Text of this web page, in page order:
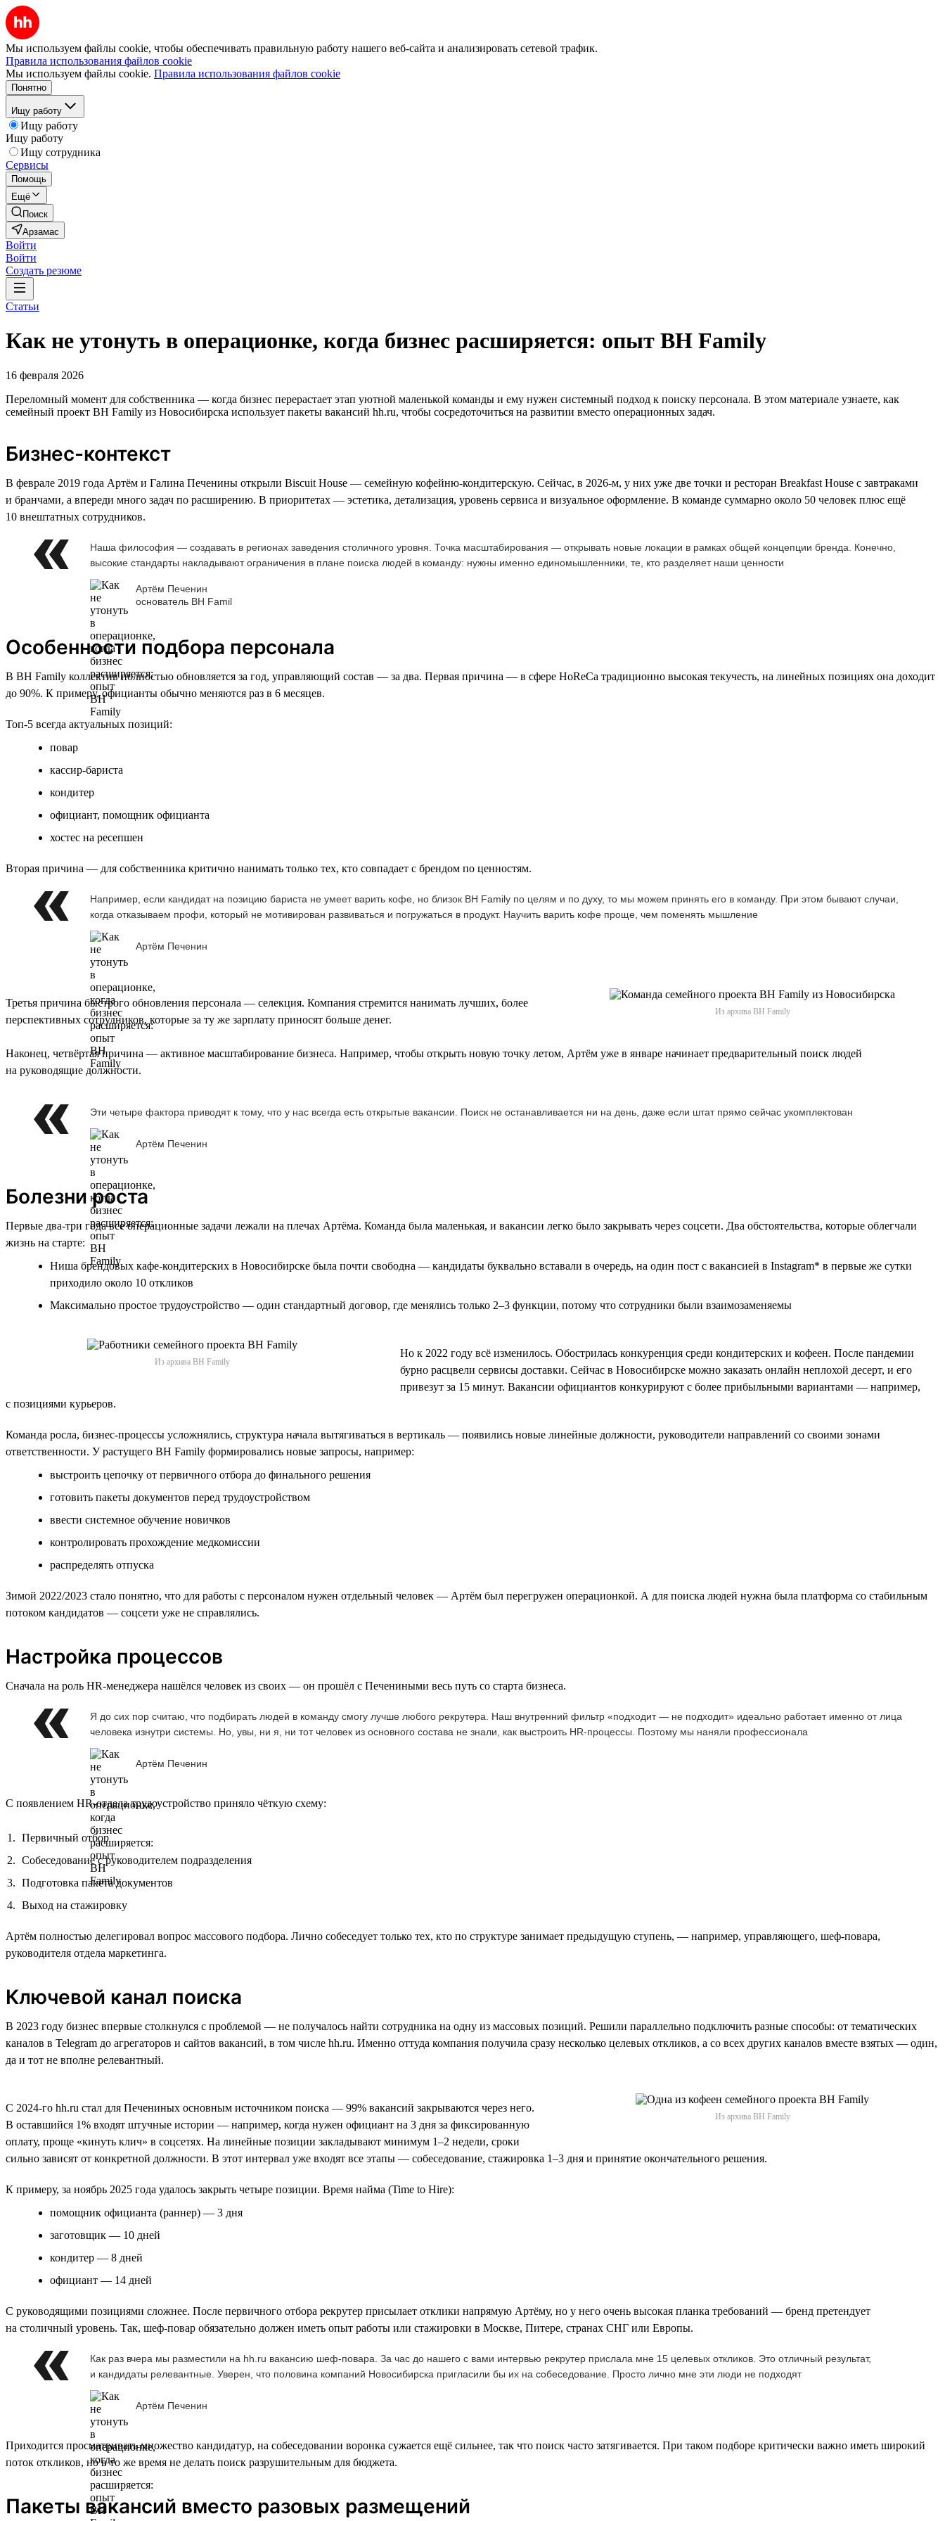
Мы используем файлы cookie, чтобы обеспечивать правильную работу нашего веб-сайта и анализировать сетевой трафик.
Правила использования файлов cookie
Мы используем файлы cookie. Правила использования файлов cookie
Понятно
Ищу работу
Ищу работу
Ищу работу
Ищу сотрудника
Сервисы
Помощь
Ещё
Поиск
Арзамас
Войти
Войти
Создать резюме
Статьи
Как не утонуть в операционке, когда бизнес расширяется: опыт BH Family
16 февраля 2026
Переломный момент для собственника — когда бизнес перерастает этап уютной маленькой команды и ему нужен системный подход к поиску персонала. В этом материале узнаете, как
семейный проект BH Family из Новосибирска использует пакеты вакансий hh.ru, чтобы сосредоточиться на развитии вместо операционных задач.
Бизнес-контекст
В феврале 2019 года Артём и Галина Печенины открыли Biscuit House — семейную кофейню-кондитерскую. Сейчас, в 2026-м, у них уже две точки и ресторан Breakfast House с завтраками
и бранчами, а впереди много задач по расширению. В приоритетах — эстетика, детализация, уровень сервиса и визуальное оформление. В команде суммарно около 50 человек плюс ещё
10 внештатных сотрудников.
Наша философия — создавать в регионах заведения столичного уровня. Точка масштабирования — открывать новые локации в рамках общей концепции бренда. Конечно,
высокие стандарты накладывают ограничения в плане поиска людей в команду: нужны именно единомышленники, те, кто разделяет наши ценности
Артём Печенин
основатель BH Famil
Особенности подбора персонала
В BH Family коллектив полностью обновляется за год, управляющий состав — за два. Первая причина — в сфере HoReCa традиционно высокая текучесть, на линейных позициях она доходит
до 90%. К примеру, официанты обычно меняются раз в 6 месяцев.
Топ-5 всегда актуальных позиций:
повар
кассир-бариста
кондитер
официант, помощник официанта
хостес на ресепшен
Вторая причина — для собственника критично нанимать только тех, кто совпадает с брендом по ценностям.
Например, если кандидат на позицию бариста не умеет варить кофе, но близок BH Family по целям и по духу, то мы можем принять его в команду. При этом бывают случаи,
когда отказываем профи, который не мотивирован развиваться и погружаться в продукт. Научить варить кофе проще, чем поменять мышление
Артём Печенин
Из архива BH Family
Третья причина быстрого обновления персонала — селекция. Компания стремится нанимать лучших, более
перспективных сотрудников, которые за ту же зарплату приносят больше денег.
Наконец, четвёртая причина — активное масштабирование бизнеса. Например, чтобы открыть новую точку летом, Артём уже в январе начинает предварительный поиск людей
на руководящие должности.
Эти четыре фактора приводят к тому, что у нас всегда есть открытые вакансии. Поиск не останавливается ни на день, даже если штат прямо сейчас укомплектован
Артём Печенин
Болезни роста
Первые два-три года все операционные задачи лежали на плечах Артёма. Команда была маленькая, и вакансии легко было закрывать через соцсети. Два обстоятельства, которые облегчали
жизнь на старте:
Ниша брендовых кафе-кондитерских в Новосибирске была почти свободна — кандидаты буквально вставали в очередь, на один пост с вакансией в Instagram* в первые же сутки
приходило около 10 откликов
Максимально простое трудоустройство — один стандартный договор, где менялись только 2–3 функции, потому что сотрудники были взаимозаменяемы
Из архива BH Family
Но к 2022 году всё изменилось. Обострилась конкуренция среди кондитерских и кофеен. После пандемии
бурно расцвели сервисы доставки. Сейчас в Новосибирске можно заказать онлайн неплохой десерт, и его
привезут за 15 минут. Вакансии официантов конкурируют с более прибыльными вариантами — например,
с позициями курьеров.
Команда росла, бизнес-процессы усложнялись, структура начала вытягиваться в вертикаль — появились новые линейные должности, руководители направлений со своими зонами
ответственности. У растущего BH Family формировались новые запросы, например:
выстроить цепочку от первичного отбора до финального решения
готовить пакеты документов перед трудоустройством
ввести системное обучение новичков
контролировать прохождение медкомиссии
распределять отпуска
Зимой 2022/2023 стало понятно, что для работы с персоналом нужен отдельный человек — Артём был перегружен операционкой. А для поиска людей нужна была платформа со стабильным
потоком кандидатов — соцсети уже не справлялись.
Настройка процессов
Сначала на роль HR-менеджера нашёлся человек из своих — он прошёл с Печениными весь путь со старта бизнеса.
Я до сих пор считаю, что подбирать людей в команду смогу лучше любого рекрутера. Наш внутренний фильтр «подходит — не подходит» идеально работает именно от лица
человека изнутри системы. Но, увы, ни я, ни тот человек из основного состава не знали, как выстроить HR-процессы. Поэтому мы наняли профессионала
Артём Печенин
С появлением HR-отдела трудоустройство приняло чёткую схему:
Первичный отбор
Собеседование с руководителем подразделения
Подготовка пакета документов
Выход на стажировку
Артём полностью делегировал вопрос массового подбора. Лично собеседует только тех, кто по структуре занимает предыдущую ступень, — например, управляющего, шеф-повара,
руководителя отдела маркетинга.
Ключевой канал поиска
В 2023 году бизнес впервые столкнулся с проблемой — не получалось найти сотрудника на одну из массовых позиций. Решили параллельно подключить разные способы: от тематических
каналов в Telegram до агрегаторов и сайтов вакансий, в том числе hh.ru. Именно оттуда компания получила сразу несколько целевых откликов, а со всех других каналов вместе взятых — один,
да и тот не вполне релевантный.
Из архива BH Family
С 2024-го hh.ru стал для Печениных основным источником поиска — 99% вакансий закрываются через него.
В оставшийся 1% входят штучные истории — например, когда нужен официант на 3 дня за фиксированную
оплату, проще «кинуть клич» в соцсетях. На линейные позиции закладывают минимум 1–2 недели, сроки
сильно зависят от конкретной должности. В этот интервал уже входят все этапы — собеседование, стажировка 1–3 дня и принятие окончательного решения.
К примеру, за ноябрь 2025 года удалось закрыть четыре позиции. Время найма (Time to Hire):
помощник официанта (раннер) — 3 дня
заготовщик — 10 дней
кондитер — 8 дней
официант — 14 дней
С руководящими позициями сложнее. После первичного отбора рекрутер присылает отклики напрямую Артёму, но у него очень высокая планка требований — бренд претендует
на столичный уровень. Так, шеф-повар обязательно должен иметь опыт работы или стажировки в Москве, Питере, странах СНГ или Европы.
Как раз вчера мы разместили на hh.ru вакансию шеф-повара. За час до нашего с вами интервью рекрутер прислала мне 15 целевых откликов. Это отличный результат,
и кандидаты релевантные. Уверен, что половина компаний Новосибирска пригласили бы их на собеседование. Просто лично мне эти люди не подходят
Артём Печенин
Приходится просматривать множество кандидатур, на собеседовании воронка сужается ещё сильнее, так что поиск часто затягивается. При таком подборе критически важно иметь широкий
поток откликов, но в то же время не делать поиск разрушительным для бюджета.
Пакеты вакансий вместо разовых размещений